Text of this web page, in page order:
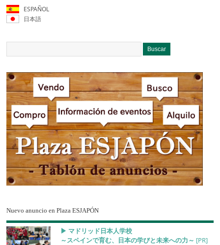
ESPAÑOL
日本語
Nuevo anuncio en Plaza ESJAPÓN
▶︎ マドリッド日本人学校
～スペインで育む、日本の学びと未来への力～ [PR]